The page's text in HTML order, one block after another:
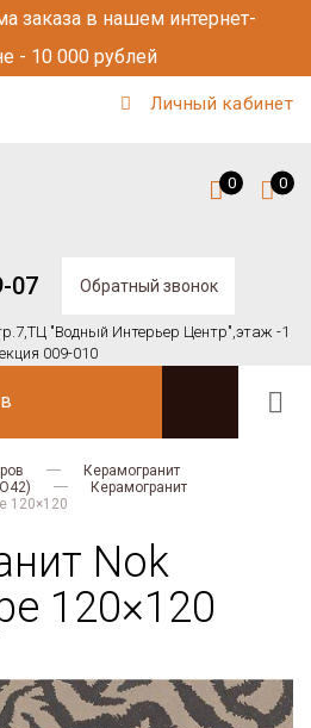
заказа в нашем интернет-
- 10 000 рублей
Личный кабинет
07 Обратный звонок
ТЦ "Водный Интерьер Центр",этаж -1
009-010
0 0
Керамогранит
Керамогранит
120×120
Nok
120×120